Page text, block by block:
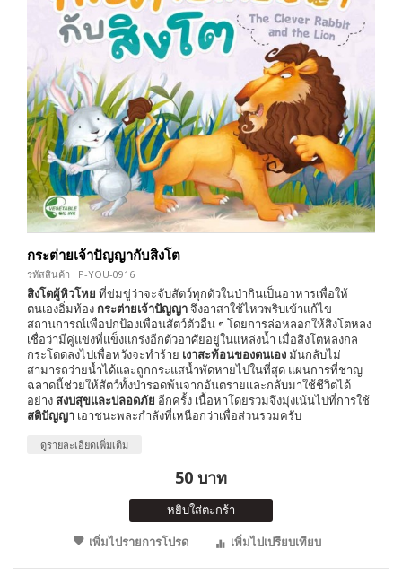
กระต่ายเจ้าปัญญากับสิงโต
รหัสสินค้า : P-YOU-0916
สิงโตผู้หิวโหย ที่ข่มขู่ว่าจะจับสัตว์ทุกตัวในป่ากินเป็นอาหารเพื่อให้
ตนเองอิ่มท้องกระต่ายเจ้าปัญญาจึงอาสาใช้ไหวพริบเข้าแก้ไข
สถานการณ์เพื่อปกป้องเพื่อนสัตว์ตัวอื่น ๆ โดยการล่อหลอกให้สิงโตหลง
เชื่อว่ามีคู่แข่งที่แข็งแกร่งอีกตัวอาศัยอยู่ในแหล่งน้ำ เมื่อสิงโตหลงกล
กระโดดลงไปเพื่อหวังจะทำร้าย เงาสะท้อนของตนเองมันกลับไม่
สามารถว่ายน้ำได้และถูกกระแสน้ำพัดหายไปในที่สุด แผนการที่ชาญ
ฉลาดนี้ช่วยให้สัตว์ทั้งป่ารอดพ้นจากอันตรายและกลับมาใช้ชีวิตได้
อย่างสงบสุขและปลอดภัย อีกครั้ง เนื้อหาโดยรวมจึงมุ่งเน้นไปที่การใช้
สติปัญญา เอาชนะพละกำลังที่เหนือกว่าเพื่อส่วนรวมครับ
ดูรายละเอียดเพิ่มเติม
50 บาท
หยิบใส่ตะกร้า
เพิ่มไปรายการโปรด
เพิ่มไปเปรียบเทียบ